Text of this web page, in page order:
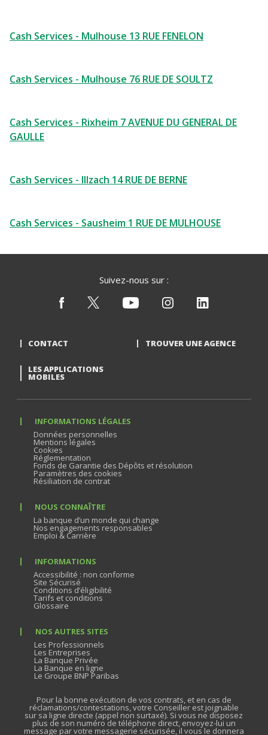
Cash Services - Mulhouse 13 RUE FENELON
Cash Services - Mulhouse 76 RUE DE SOULTZ
Cash Services - Rixheim 7 AVENUE DU GENERAL DE
GAULLE
Cash Services - Illzach 14 RUE DE BERNE
Cash Services - Sausheim 1 RUE DE MULHOUSE
Suivez-nous sur :
CONTACT TROUVER UNE AGENCE
LES APPLICATIONS
MOBILES
INFORMATIONS LÉGALES
Données personnelles
Mentions légales
Cookies
Réglementation
Fonds de Garantie des Dépôts et résolution
Paramètres des cookies
Résiliation de contrat
NOUS CONNAÎTRE
La banque d’un monde qui change
Nos engagements responsables
Emploi & Carrière
INFORMATIONS
Accessibilité : non conforme
Site Sécurisé
Conditions d’éligibilité
Tarifs et conditions
Glossaire
NOS AUTRES SITES
Les Professionnels
Les Entreprises
La Banque Privée
La Banque en ligne
Le Groupe BNP Paribas
Pour la bonne exécution de vos contrats, et en cas de
réclamations/contestations, votre Conseiller est joignable
sur sa ligne directe (appel non surtaxé). Si vous ne disposez
plus de son numéro de téléphone direct, envoyez-lui un
message par votre messagerie sécurisée, il vous le donnera